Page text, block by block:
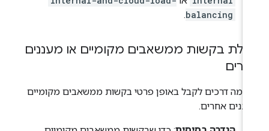
balancing
.
בקשות ממשאבים מקומיים או מעננים
כמה דרכים לקבל באופן פרטי בקשות ממשאבים מקומיים
אחרים.